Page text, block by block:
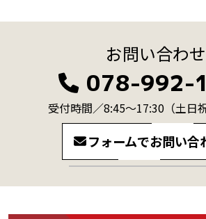
お問い合わせ
078-992-
受付時間／8:45～17:30（土日
フォームでお問い合